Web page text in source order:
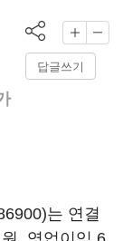
답글쓰기
는 연결